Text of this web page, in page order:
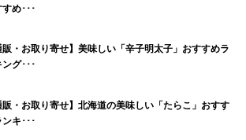
め･･･
販・お取り寄せ】美味しい「辛子明太子」おすすめラ
グ･･･
販・お取り寄せ】北海道の美味しい「たらこ」おすす
キ･･･